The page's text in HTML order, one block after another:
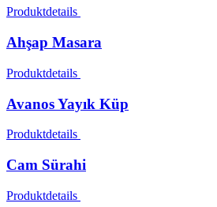
Produktdetails
Ahşap Masara
Produktdetails
Avanos Yayık Küp
Produktdetails
Cam Sürahi
Produktdetails